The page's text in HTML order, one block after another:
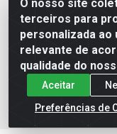
O nosso site
terceiros para
personalizada ao
relevante de
qualidade do
Aceitar
Preferências de
Mix Alimentos LTDA
02, S/N - Plano